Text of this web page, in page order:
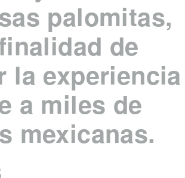
palomitas,
de
la experiencia
a miles de
mexicanas.